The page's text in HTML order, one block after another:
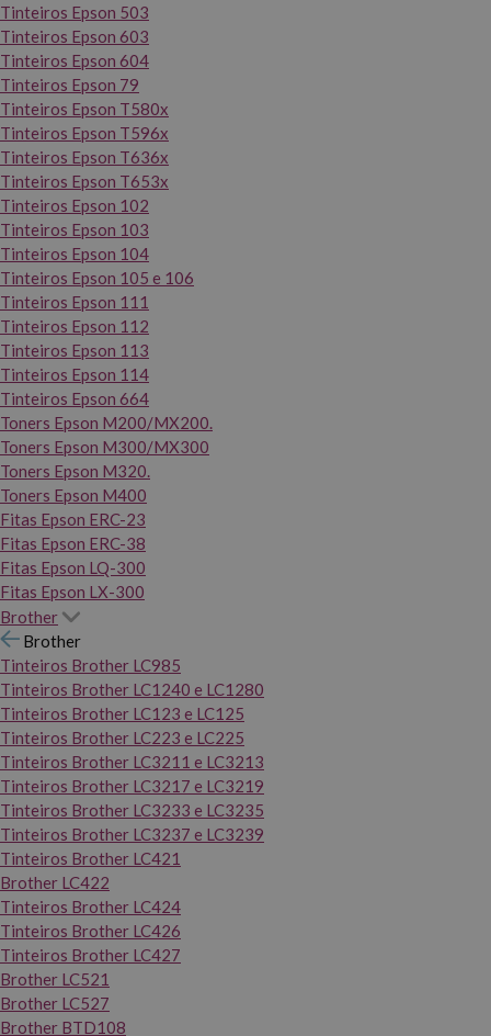
Tinteiros Epson 503
Tinteiros Epson 603
Tinteiros Epson 604
Tinteiros Epson 79
Tinteiros Epson T580x
Tinteiros Epson T596x
Tinteiros Epson T636x
Tinteiros Epson T653x
Tinteiros Epson 102
Tinteiros Epson 103
Tinteiros Epson 104
Tinteiros Epson 105 e 106
Tinteiros Epson 111
Tinteiros Epson 112
Tinteiros Epson 113
Tinteiros Epson 114
Tinteiros Epson 664
Toners Epson M200/MX200.
Toners Epson M300/MX300
Toners Epson M320.
Toners Epson M400
Fitas Epson ERC-23
Fitas Epson ERC-38
Fitas Epson LQ-300
Fitas Epson LX-300
Brother
Brother
Tinteiros Brother LC985
Tinteiros Brother LC1240 e LC1280
Tinteiros Brother LC123 e LC125
Tinteiros Brother LC223 e LC225
Tinteiros Brother LC3211 e LC3213
Tinteiros Brother LC3217 e LC3219
Tinteiros Brother LC3233 e LC3235
Tinteiros Brother LC3237 e LC3239
Tinteiros Brother LC421
Brother LC422
Tinteiros Brother LC424
Tinteiros Brother LC426
Tinteiros Brother LC427
Brother LC521
Brother LC527
Brother BTD108